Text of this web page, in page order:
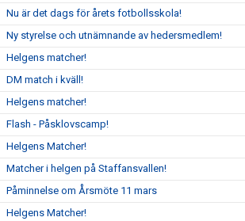
Nu är det dags för årets fotbollsskola!
Ny styrelse och utnämnande av hedersmedlem!
Helgens matcher!
DM match i kväll!
Helgens matcher!
Flash - Påsklovscamp!
Helgens Matcher!
Matcher i helgen på Staffansvallen!
Påminnelse om Årsmöte 11 mars
Helgens Matcher!